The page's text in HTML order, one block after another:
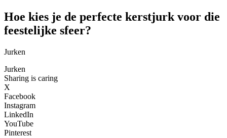
Hoe kies je de perfecte kerstjurk voor die
feestelijke sfeer?
Jurken
Jurken
Sharing is caring
X
Facebook
Instagram
LinkedIn
YouTube
Pinterest